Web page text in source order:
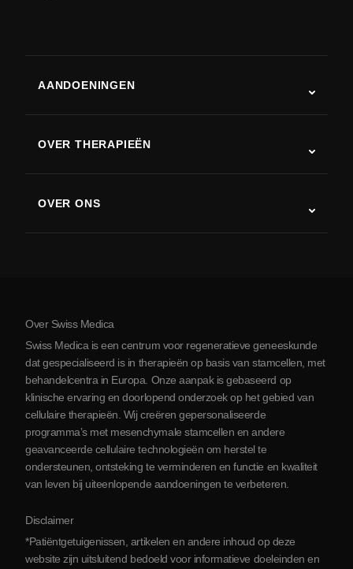
AANDOENINGEN
Ziekte van Parkinson
Artritis
OVER THERAPIEËN
OVER ONS
Over Servië
Partnerschap
Contact opnemen
Over Swiss Medica
Swiss Medica is een centrum voor regeneratieve geneeskunde
dat gespecialiseerd is in therapieën op basis van stamcellen, met
behandelcentra in Europa. Onze aanpak is gebaseerd op
klinische ervaring en doorlopend onderzoek op het gebied van
cellulaire therapieën. Wij creëren gepersonaliseerde
programma’s met mesenchymale stamcellen en andere
geavanceerde cellulaire technologieën om herstel te
ondersteunen, ontsteking te verminderen en functie en kwaliteit
van leven bij uiteenlopende aandoeningen te verbeteren.
Disclaimer
*Patiëntgetuigenissen, artikelen en andere inhoud op deze
website zijn uitsluitend bedoeld voor informatieve doeleinden en